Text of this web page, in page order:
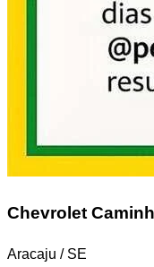
Chevrolet
Aracaju / SE